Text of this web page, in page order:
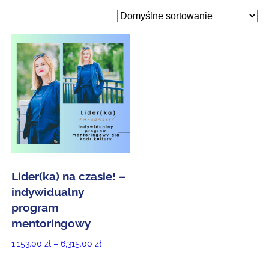
Lider(ka) na czasie! –
indywidualny
program
mentoringowy
1,153.00 zł – 6,315.00 złZakres